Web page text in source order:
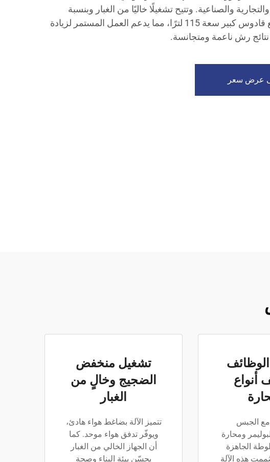
والصناعية. وتتيح تشغيلًا خاليًا من الغبار وبنسبة
ضجيج منخفضة مع قادوس كبير سعة 115 لترًا، مما يدعم العمل المستمر لزيادة
نتائج رش ناعمة ومتجانسة.
عرض سعر
أنواع
مع الجبس
ومحارة
الجاهزة
هذه الآلة
تشغيل منخفض
الضجيج وخالٍ من
الغبار
تتميز الآلة بضاغط هواء هادئ،
ويوفّر تدفق هواء موحد. كما
أن الجهاز الخالي من الغبار
يحسّن بيئة البناء وصحة